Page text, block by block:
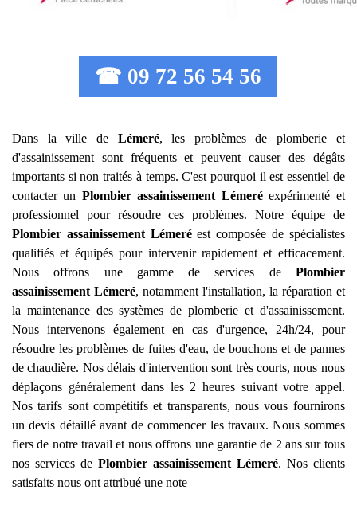
☎ 09 72 56 54 56
Dans la ville de Lémeré, les problèmes de plomberie et
d'assainissement sont fréquents et peuvent causer des dégâts
importants si non traités à temps. C'est pourquoi il est essentiel de
contacter un Plombier assainissement Lémeréexpérimenté et
professionnel pour résoudre ces problèmes. Notre équipe de
Plombier assainissement Lémeréest composée de spécialistes
qualifiés et équipés pour intervenir rapidement et efficacement.
Nous offrons une gamme de services de Plombier
assainissement Lémeré, notamment l'installation, la réparation et
la maintenance des systèmes de plomberie et d'assainissement.
Nous intervenons également en cas d'urgence, 24h/24, pour
résoudre les problèmes de fuites d'eau, de bouchons et de pannes
de chaudière. Nos délais d'intervention sont très courts, nous nous
déplaçons généralement dans les 2 heures suivant votre appel.
Nos tarifs sont compétitifs et transparents, nous vous fournirons
un devis détaillé avant de commencer les travaux. Nous sommes
fiers de notre travail et nous offrons une garantie de 2 ans sur tous
nos services de Plombier assainissement Lémeré. Nos clients
satisfaits nous ont attribué une note